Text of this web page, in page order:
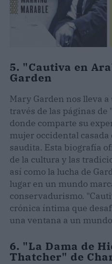
5. "Cautiva en
Garden
Mary Garden nos lleva
través de las páginas de
donde comparte su
mujer occidental
saudita. Esta biografía
de la cultura y las
así como la lucha de
lugar en un mundo
conservadurismo.
crónica íntima que
una ventana a un
6. "La Dama de
Thatcher" de